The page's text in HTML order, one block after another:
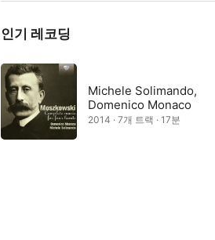
인기 레코딩
Michele Solimando,
Domenico Monaco
2014 · 7개 트랙 · 17분